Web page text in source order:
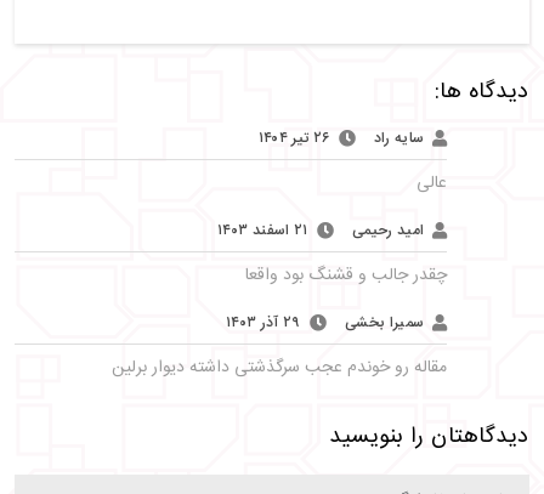
دیدگاه ها:
سایه راد ۲۶ تیر ۱۴۰۴
عالی
امید رحیمی ۲۱ اسفند ۱۴۰۳
چقدر جالب و قشنگ بود واقعا
سمیرا بخشی ۲۹ آذر ۱۴۰۳
مقاله رو خوندم عجب سرگذشتی داشته دیوار برلین
دیدگاهتان را بنویسید